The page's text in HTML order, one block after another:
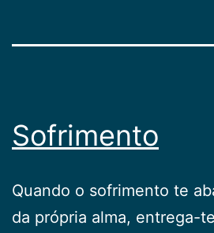
Sofrimento
Quando o sofrimento te
da própria alma, entrega-